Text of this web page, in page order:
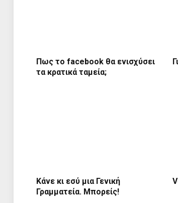
Πως το facebook θα ενισχύσει
τα κρατικά ταμεία;
Κάνε κι εσύ μια Γενική
Γραμματεία. Μπορείς!